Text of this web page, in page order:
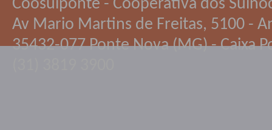
Coosuiponte - Cooperativa dos
Av Mario Martins de Freitas, 5100 -
35432-077 Ponte Nova (MG) - Caixa